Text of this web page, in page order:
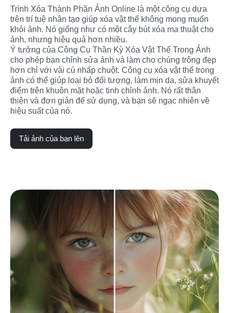
Trình Xóa Thành Phần Ảnh Online là một công cụ dựa
trên trí tuệ nhân tạo giúp xóa vật thể không mong muốn
khỏi ảnh. Nó giống như có một cây bút xóa ma thuật cho
ảnh, nhưng hiệu quả hơn nhiều.
Ý tưởng của Công Cụ Thần Kỳ Xóa Vật Thể Trong Ảnh
cho phép bạn chỉnh sửa ảnh và làm cho chúng trông đẹp
hơn chỉ với vài cú nhấp chuột. Công cụ xóa vật thể trong
ảnh có thể giúp loại bỏ đối tượng, làm mịn da, sửa khuyết
điểm trên khuôn mặt hoặc tinh chỉnh ảnh. Nó rất thân
thiện và đơn giản để sử dụng, và bạn sẽ ngạc nhiên về
hiệu suất của nó.
Tải ảnh của bạn lên